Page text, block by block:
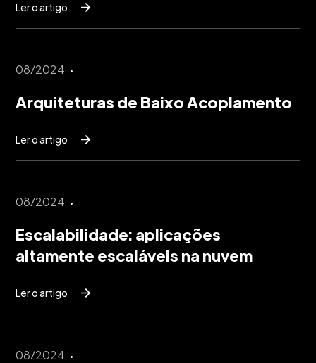
Ler o artigo
08/2024
Arquiteturas de Baixo Acoplamento
Ler o artigo
08/2024
Escalabilidade: aplicações
altamente escaláveis na nuvem
Ler o artigo
08/2024